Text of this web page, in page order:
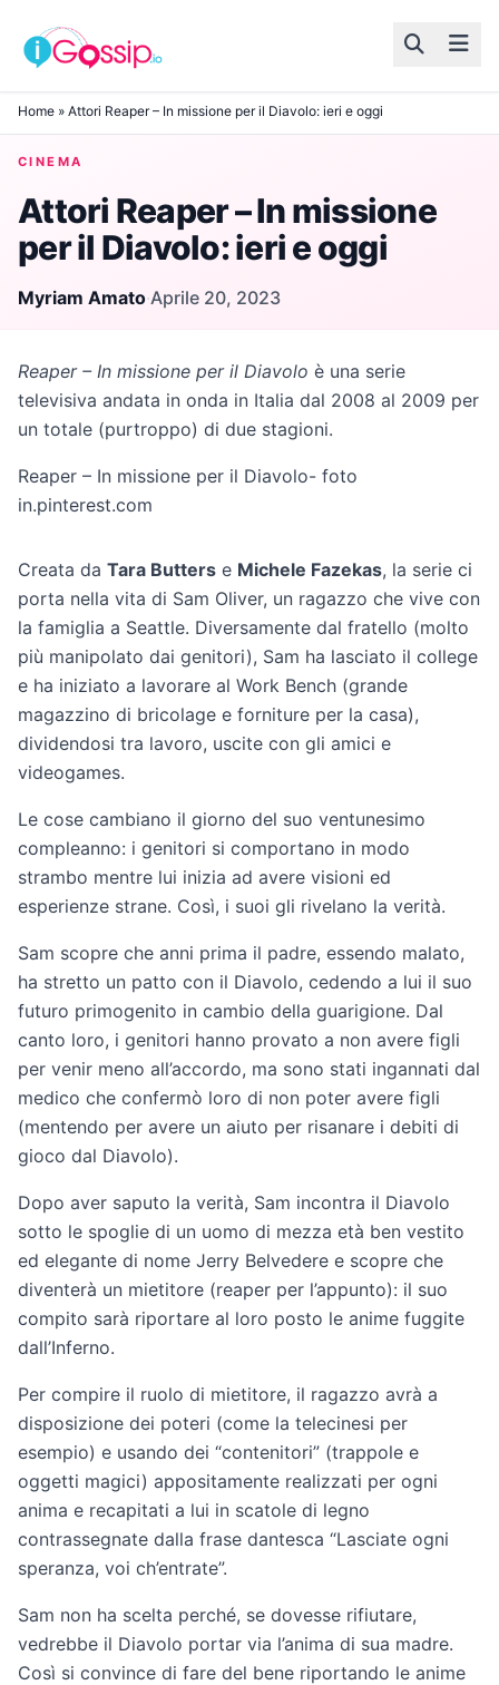
Skip to content
Home » Attori Reaper – In missione per il Diavolo: ieri e oggi
CINEMA
Attori Reaper – In missione
per il Diavolo: ieri e oggi
Myriam Amato·Aprile 20, 2023
Reaper – In missione per il Diavolo è una serie
televisiva andata in onda in Italia dal 2008 al 2009 per
un totale (purtroppo) di due stagioni.
Reaper – In missione per il Diavolo- foto
in.pinterest.com
Creata da Tara Butters e Michele Fazekas, la serie ci
porta nella vita di Sam Oliver, un ragazzo che vive con
la famiglia a Seattle. Diversamente dal fratello (molto
più manipolato dai genitori), Sam ha lasciato il college
e ha iniziato a lavorare al Work Bench (grande
magazzino di bricolage e forniture per la casa),
dividendosi tra lavoro, uscite con gli amici e
videogames.
Le cose cambiano il giorno del suo ventunesimo
compleanno: i genitori si comportano in modo
strambo mentre lui inizia ad avere visioni ed
esperienze strane. Così, i suoi gli rivelano la verità.
Sam scopre che anni prima il padre, essendo malato,
ha stretto un patto con il Diavolo, cedendo a lui il suo
futuro primogenito in cambio della guarigione. Dal
canto loro, i genitori hanno provato a non avere figli
per venir meno all’accordo, ma sono stati ingannati dal
medico che confermò loro di non poter avere figli
(mentendo per avere un aiuto per risanare i debiti di
gioco dal Diavolo).
Dopo aver saputo la verità, Sam incontra il Diavolo
sotto le spoglie di un uomo di mezza età ben vestito
ed elegante di nome Jerry Belvedere e scopre che
diventerà un mietitore (reaper per l’appunto): il suo
compito sarà riportare al loro posto le anime fuggite
dall’Inferno.
Per compire il ruolo di mietitore, il ragazzo avrà a
disposizione dei poteri (come la telecinesi per
esempio) e usando dei “contenitori” (trappole e
oggetti magici) appositamente realizzati per ogni
anima e recapitati a lui in scatole di legno
contrassegnate dalla frase dantesca “Lasciate ogni
speranza, voi ch’entrate”.
Sam non ha scelta perché, se dovesse rifiutare,
vedrebbe il Diavolo portar via l’anima di sua madre.
Così si convince di fare del bene riportando le anime